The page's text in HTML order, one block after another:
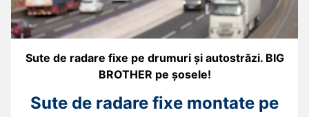
Sute de radare fixe pe drumuri și autostrăzi. BIG
BROTHER pe șosele!
Sute de radare fixe montate pe